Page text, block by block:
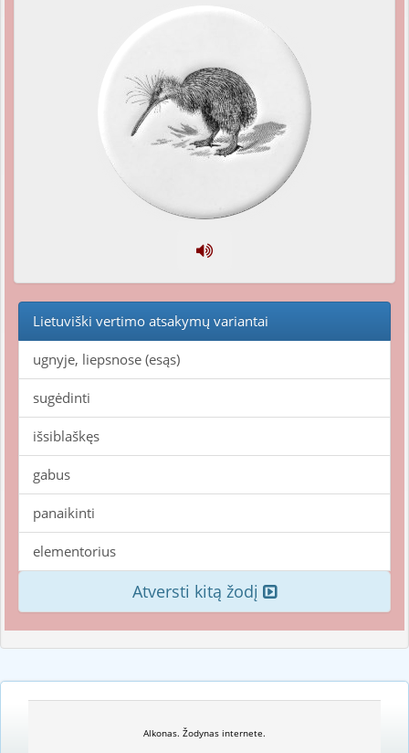
Lietuviški vertimo atsakymų variantai
ugnyje, liepsnose (esąs)
sugėdinti
išsiblaškęs
gabus
panaikinti
elementorius
Atversti kitą žodį
Alkonas. Žodynas internete.